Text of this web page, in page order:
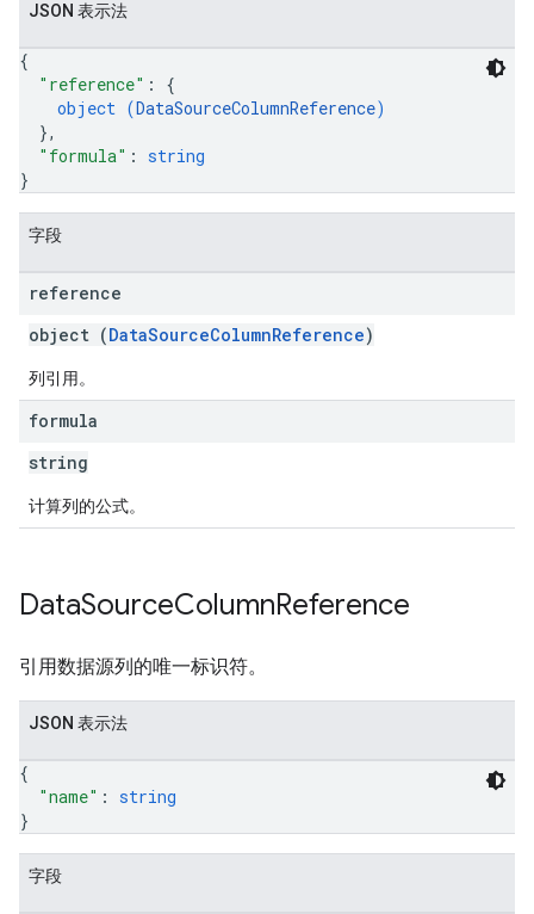
JSON 表示法
{
"reference" : {
object (DataSourceColumnReference)
},
"formula" : string
}
字段
reference
object (DataSourceColumnReference)
列引用。
formula
string
计算列的公式。
DataSourceColumnReference
引用数据源列的唯一标识符。
JSON 表示法
{
"name" : string
}
字段